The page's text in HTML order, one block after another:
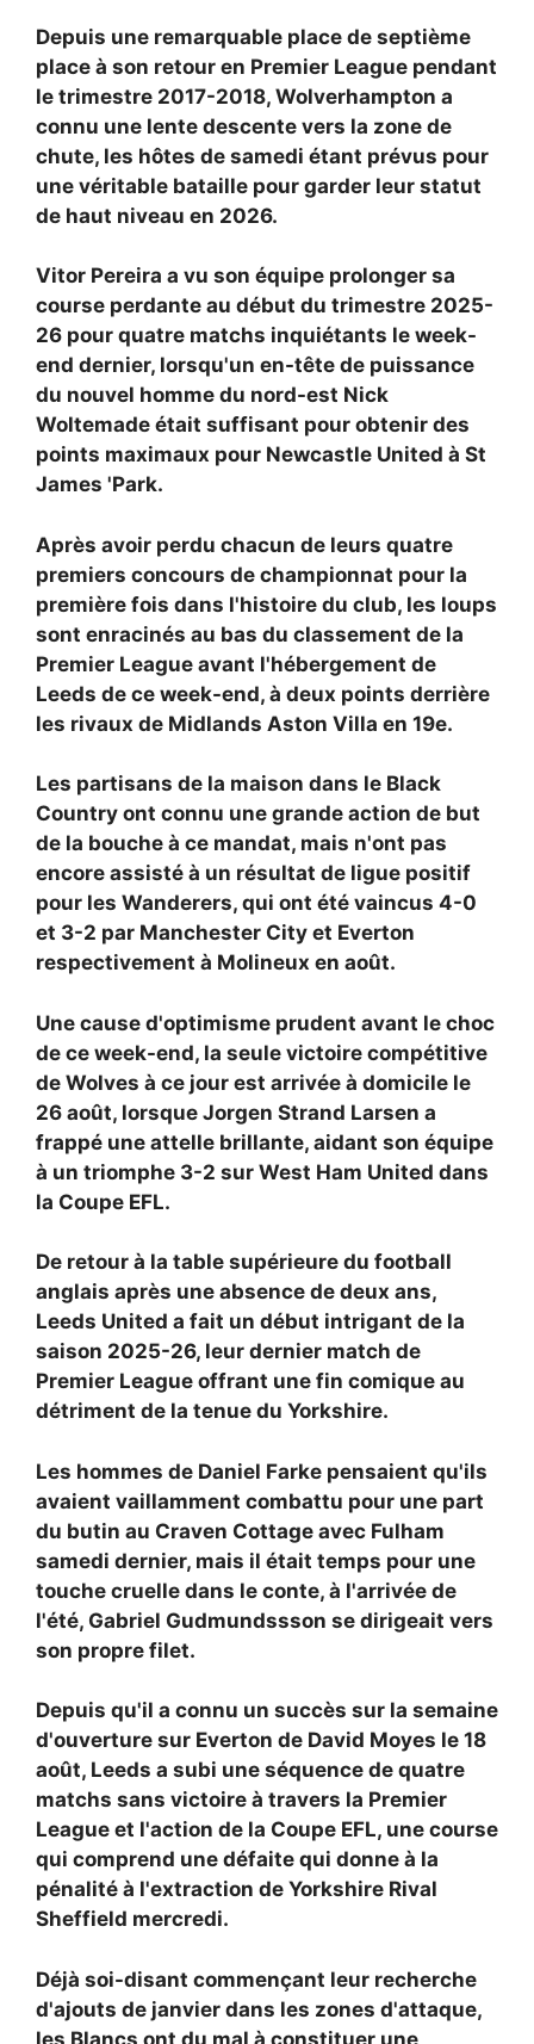
Depuis une remarquable place de septième
place à son retour en Premier League pendant
le trimestre 2017-2018, Wolverhampton a
connu une lente descente vers la zone de
chute, les hôtes de samedi étant prévus pour
une véritable bataille pour garder leur statut
de haut niveau en 2026.
Vitor Pereira a vu son équipe prolonger sa
course perdante au début du trimestre 2025-
26 pour quatre matchs inquiétants le week-
end dernier, lorsqu'un en-tête de puissance
du nouvel homme du nord-est Nick
Woltemade était suffisant pour obtenir des
points maximaux pour Newcastle United à St
James 'Park.
Après avoir perdu chacun de leurs quatre
premiers concours de championnat pour la
première fois dans l'histoire du club, les loups
sont enracinés au bas du classement de la
Premier League avant l'hébergement de
Leeds de ce week-end, à deux points derrière
les rivaux de Midlands Aston Villa en 19e.
Les partisans de la maison dans le Black
Country ont connu une grande action de but
de la bouche à ce mandat, mais n'ont pas
encore assisté à un résultat de ligue positif
pour les Wanderers, qui ont été vaincus 4-0
et 3-2 par Manchester City et Everton
respectivement à Molineux en août.
Une cause d'optimisme prudent avant le choc
de ce week-end, la seule victoire compétitive
de Wolves à ce jour est arrivée à domicile le
26 août, lorsque Jorgen Strand Larsen a
frappé une attelle brillante, aidant son équipe
à un triomphe 3-2 sur West Ham United dans
la Coupe EFL.
De retour à la table supérieure du football
anglais après une absence de deux ans,
Leeds United a fait un début intrigant de la
saison 2025-26, leur dernier match de
Premier League offrant une fin comique au
détriment de la tenue du Yorkshire.
Les hommes de Daniel Farke pensaient qu'ils
avaient vaillamment combattu pour une part
du butin au Craven Cottage avec Fulham
samedi dernier, mais il était temps pour une
touche cruelle dans le conte, à l'arrivée de
l'été, Gabriel Gudmundssson se dirigeait vers
son propre filet.
Depuis qu'il a connu un succès sur la semaine
d'ouverture sur Everton de David Moyes le 18
août, Leeds a subi une séquence de quatre
matchs sans victoire à travers la Premier
League et l'action de la Coupe EFL, une course
qui comprend une défaite qui donne à la
pénalité à l'extraction de Yorkshire Rival
Sheffield mercredi.
Déjà soi-disant commençant leur recherche
d'ajouts de janvier dans les zones d'attaque,
les Blancs ont du mal à constituer une